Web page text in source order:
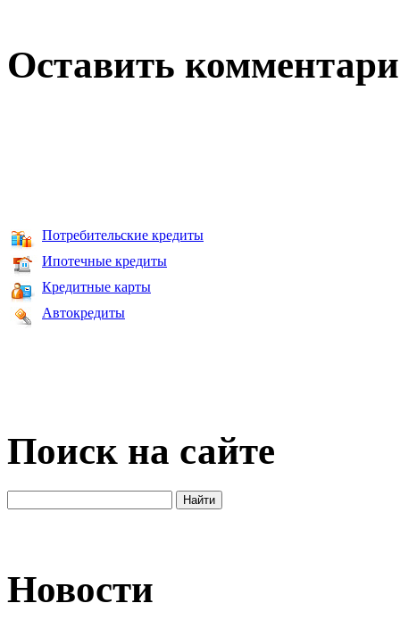
Оставить
Потребительские кредиты
Ипотечные кредиты
Кредитные карты
Автокредиты
Поиск на сайте
Новости